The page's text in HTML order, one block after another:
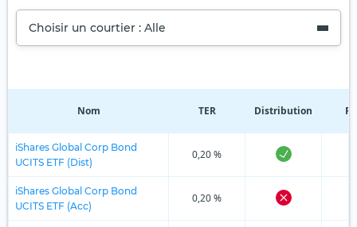
Choisir un courtier : Alle
Nom TER Distribution
iShares Global Corp Bond
UCITS ETF (Dist)
0,20 %
iShares Global Corp Bond
UCITS ETF (Acc)
0,20 %